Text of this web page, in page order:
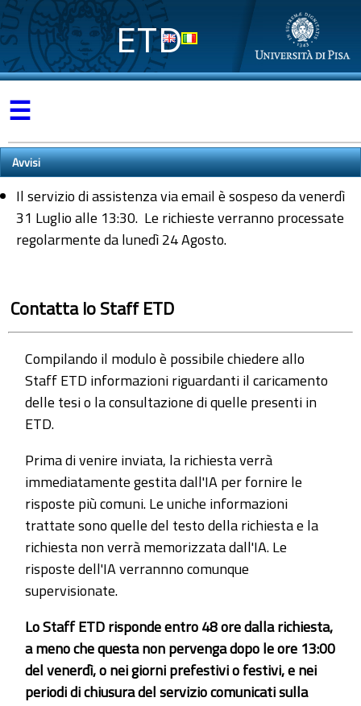
ETD
☰
Avvisi
Il servizio di assistenza via email è sospeso da venerdì
31 Luglio alle 13:30. Le richieste verranno processate
regolarmente da lunedì 24 Agosto.
Contatta lo Staff ETD
Compilando il modulo è possibile chiedere allo
Staff ETD informazioni riguardanti il caricamento
delle tesi o la consultazione di quelle presenti in
ETD.
Prima di venire inviata, la richiesta verrà
immediatamente gestita dall'IA per fornire le
risposte più comuni. Le uniche informazioni
trattate sono quelle del testo della richiesta e la
richiesta non verrà memorizzata dall'IA. Le
risposte dell'IA verrannno comunque
supervisionate.
Lo Staff ETD risponde entro 48 ore dalla richiesta,
a meno che questa non pervenga dopo le ore 13:00
del venerdì, o nei giorni prefestivi o festivi, e nei
periodi di chiusura del servizio comunicati sulla